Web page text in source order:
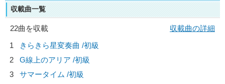
収載曲一覧
22曲を収載
収載曲の詳細
1
きらきら星変奏曲 /初級
2
G線上のアリア /初級
3
サマータイム /初級